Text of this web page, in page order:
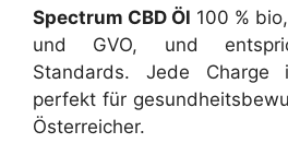
Spectrum CBD Öl 100 %
und GVO, und
Standards. Jede Charge
perfekt für
Österreicher.